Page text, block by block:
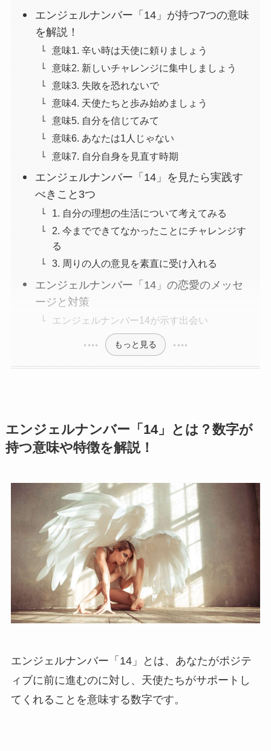
エンジェルナンバー「14」が持つ7つの意味
を解説！
意味1. 辛い時は天使に頼りましょう
意味2. 新しいチャレンジに集中しましょう
意味3. 失敗を恐れないで
意味4. 天使たちと歩み始めましょう
意味5. 自分を信じてみて
意味6. あなたは1人じゃない
意味7. 自分自身を見直す時期
エンジェルナンバー「14」を見たら実践す
べきこと3つ
1. 自分の理想の生活について考えてみる
2. 今までできてなかったことにチャレンジす
る
3. 周りの人の意見を素直に受け入れる
エンジェルナンバー「14」の恋愛のメッセ
ージと対策
エンジェルナンバー14が示す出会い
もっと見る
エンジェルナンバー「14」とは？数字が
持つ意味や特徴を解説！
エンジェルナンバー「14」とは、あなたがポジテ
ィブに前に進むのに対し、天使たちがサポートし
てくれることを意味する数字です。